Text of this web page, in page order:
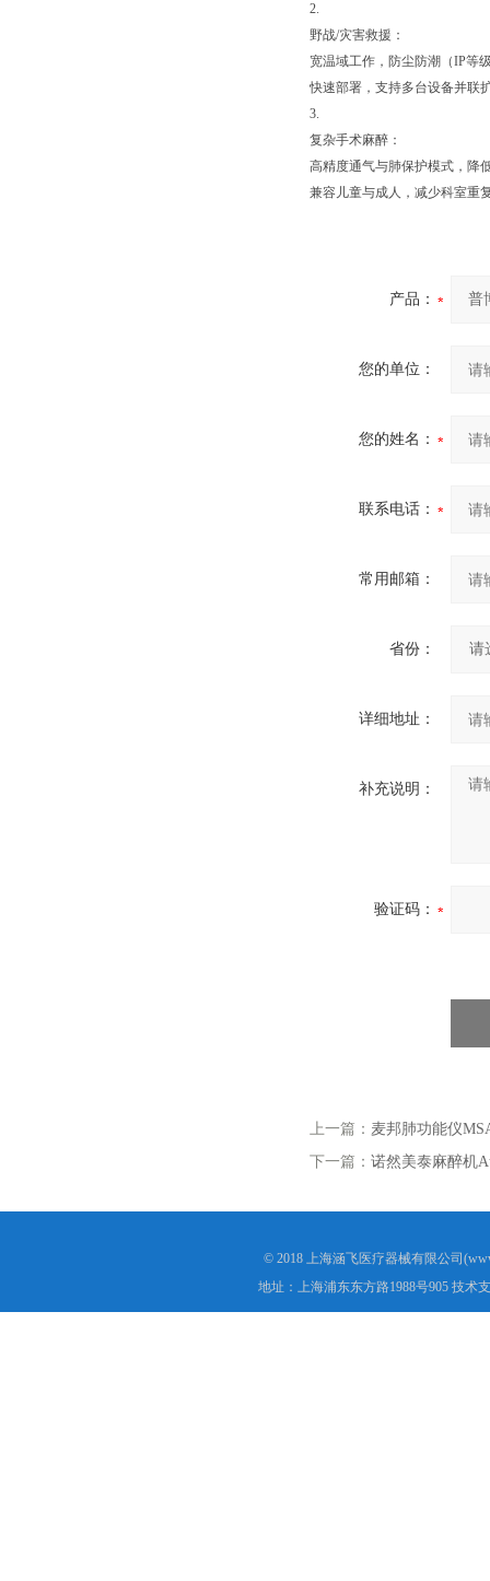
2.
野战/灾害救援：
宽温域工作，防尘防潮（IP等
快速部署，支持多台设备并联
3.
复杂手术麻醉：
高精度通气与肺保护模式，降
兼容儿童与成人，减少科室重
产品：
您的单位：
您的姓名：
联系电话：
常用邮箱：
省份：
详细地址：
补充说明：
验证码：
上一篇： 麦邦肺功能仪
下一篇： 诺然美泰麻醉机
© 2018 上海涵飞医疗器械有限公司
地址：上海浦东东方路1988号905 技术